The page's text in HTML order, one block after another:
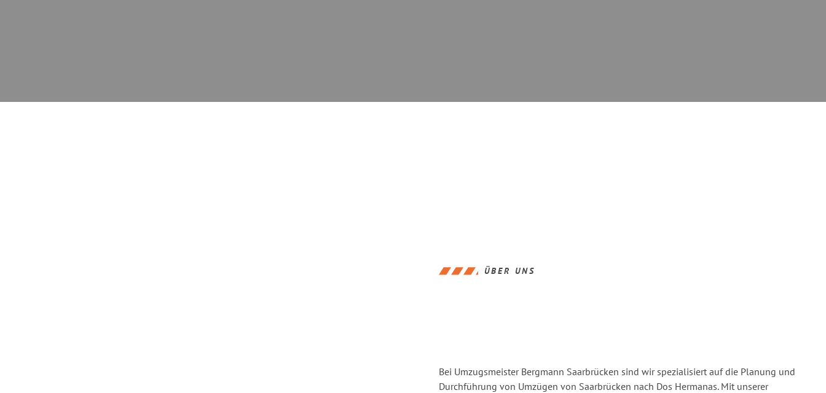
ÜBER UNS
Bei Umzugsmeister Bergmann Saarbrücken sind wir spezialisiert auf die Planung und
Durchführung von Umzügen von Saarbrücken nach Dos Hermanas. Mit unserer